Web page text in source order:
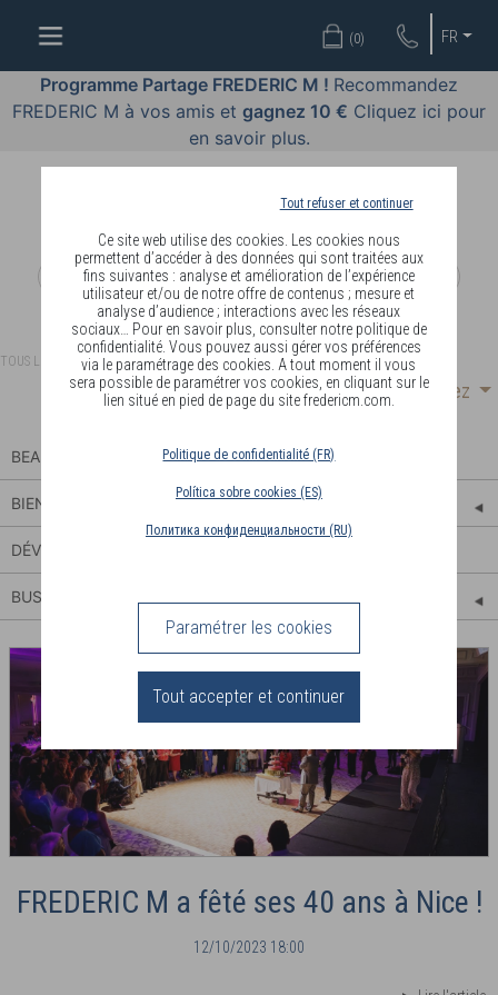
Tout refuser et continuer
Ce site web utilise des cookies. Les cookies nous
permettent d’accéder à des données qui sont traitées aux
fins suivantes : analyse et amélioration de l’expérience
utilisateur et/ou de notre offre de contenus ; mesure et
analyse d’audience ; interactions avec les réseaux
sociaux… Pour en savoir plus, consulter notre politique de
confidentialité. Vous pouvez aussi gérer vos préférences
via le paramétrage des cookies. A tout moment il vous
sera possible de paramétrer vos cookies, en cliquant sur le
lien situé en pied de page du site fredericm.com.
Politique de confidentialité (FR)
Política sobre cookies (ES)
Политика конфиденциальности (RU)
Paramétrer les cookies
Tout accepter et continuer
FR
(0)
Programme Partage FREDERIC M ! Recommandez
FREDERIC M à vos amis et gagnez 10 € Cliquez ici pour
en savoir plus.
OFFRES
COSMÉTIQUES
PARFUMS
BODY
DIAGNOSTIC
PEAU
DEVENIR
DISTRIBUTEUR
PAYS
DE
LIVRAISON
(BE)
TOUS LES ARTICLES
Résultat par page : Choisissez
BEAUTÉ
BIEN-ÊTRE
DÉVELOPPEMENT PERSONNEL
BUSINESS
FREDERIC M a fêté ses 40 ans à Nice !
12/10/2023 18:00